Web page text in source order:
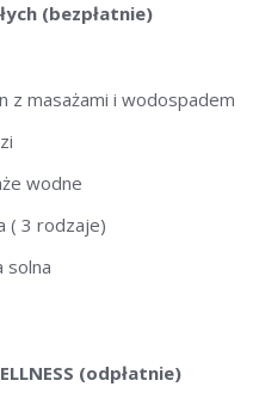
(bezpłatnie)
z masażami i wodospadem
wodne
( 3 rodzaje)
solna
(odpłatnie)